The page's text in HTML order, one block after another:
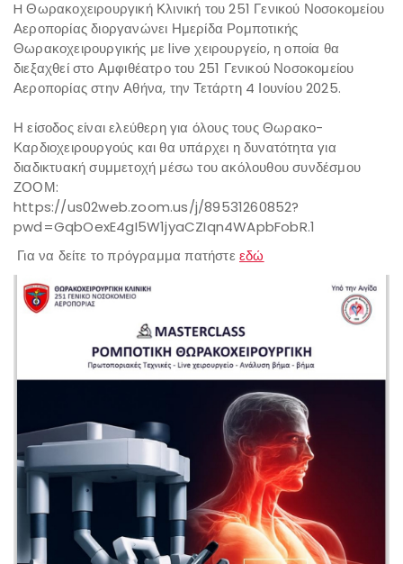
H Θωρακοχειρουργική Κλινική του 251 Γενικού Νοσοκομείου
Αεροπορίας διοργανώνει Ημερίδα Ρομποτικής
Θωρακοχειρουργικής με live χειρουργείο, η οποία θα
διεξαχθεί στο Αμφιθέατρο του 251 Γενικού Νοσοκομείου
Αεροπορίας στην Αθήνα, την Τετάρτη 4 Ιουνίου 2025.
Η είσοδος είναι ελεύθερη για όλους τους Θωρακο-
Καρδιοχειρουργούς και θα υπάρχει η δυνατότητα για
διαδικτυακή συμμετοχή μέσω του ακόλουθου συνδέσμου
ΖΟΟΜ:
https://us02web.zoom.us/j/89531260852?
pwd=GqbOexE4gI5W1jyaCZIqn4WApbFobR.1
Για να δείτε το πρόγραμμα πατήστεεδώ